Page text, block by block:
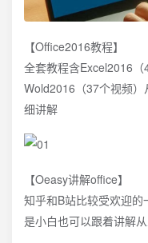
【Office2016教程】
全套教程含Excel2016（
Wold2016（37个视频
细讲解
【Oeasy讲解office】
知乎和B站比较受欢迎
是小白也可以跟着讲解